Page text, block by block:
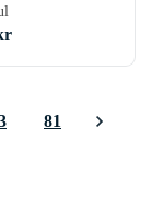
9 x 100
81